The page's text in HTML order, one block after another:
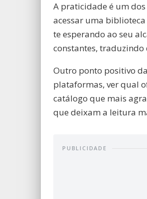
A praticidade é um
acessar uma
te esperando ao seu
constantes,
Outro ponto positivo
plataformas, ver qual
catálogo que mais
que deixam a leitura
PUBLICIDADE